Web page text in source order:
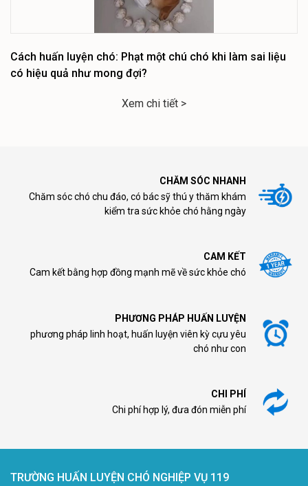
Cách huấn luyện chó: Phạt một chú chó khi làm sai liệu
có hiệu quả như mong đợi?
Xem chi tiết >
CHĂM SÓC NHANH
Chăm sóc chó chu đáo, có bác sỹ thú y thăm khám
kiểm tra sức khỏe chó hằng ngày
CAM KẾT
Cam kết bằng hợp đồng mạnh mẽ về sức khỏe chó
PHƯƠNG PHÁP HUẤN LUYỆN
phương pháp linh hoạt, huấn luyện viên kỳ cựu yêu
chó như con
CHI PHÍ
Chi phí hợp lý, đưa đón miễn phí
TRƯỜNG HUẤN LUYỆN CHÓ NGHIỆP VỤ 119